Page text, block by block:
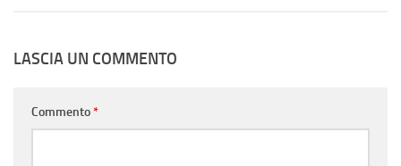
LASCIA UN COMMENTO
Commento*